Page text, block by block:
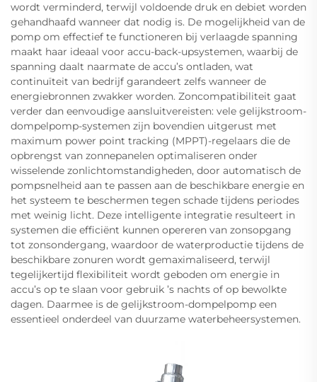
wordt verminderd, terwijl voldoende druk en debiet worden
gehandhaafd wanneer dat nodig is. De mogelijkheid van de
pomp om effectief te functioneren bij verlaagde spanning
maakt haar ideaal voor accu-back-upsystemen, waarbij de
spanning daalt naarmate de accu’s ontladen, wat
continuïteit van bedrijf garandeert zelfs wanneer de
energiebronnen zwakker worden. Zoncompatibiliteit gaat
verder dan eenvoudige aansluitvereisten: vele gelijkstroom-
dompelpomp-systemen zijn bovendien uitgerust met
maximum power point tracking (MPPT)-regelaars die de
opbrengst van zonnepanelen optimaliseren onder
wisselende zonlichtomstandigheden, door automatisch de
pompsnelheid aan te passen aan de beschikbare energie en
het systeem te beschermen tegen schade tijdens periodes
met weinig licht. Deze intelligente integratie resulteert in
systemen die efficiënt kunnen opereren van zonsopgang
tot zonsondergang, waardoor de waterproductie tijdens de
beschikbare zonuren wordt gemaximaliseerd, terwijl
tegelijkertijd flexibiliteit wordt geboden om energie in
accu’s op te slaan voor gebruik ’s nachts of op bewolkte
dagen. Daarmee is de gelijkstroom-dompelpomp een
essentieel onderdeel van duurzame waterbeheersystemen.